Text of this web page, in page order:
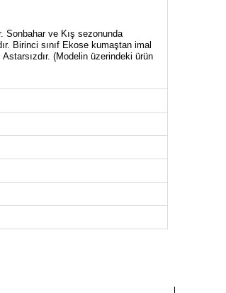
Sonbahar ve Kış sezonunda
Birinci sınıf Ekose kumaştan imal
(Modelin üzerindeki ürün
115
115